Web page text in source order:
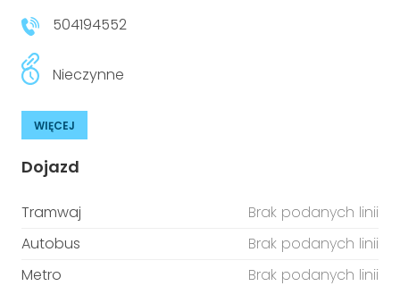
504194552
Nieczynne
WIĘCEJ
Dojazd
Tramwaj
Brak podanych linii
Autobus
Brak podanych linii
Metro
Brak podanych linii